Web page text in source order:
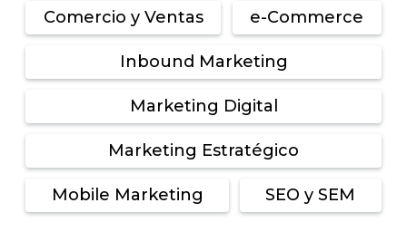
Comercio y Ventas e-Commerce
Inbound Marketing
Marketing Digital
Marketing Estratégico
Mobile Marketing SEO y SEM